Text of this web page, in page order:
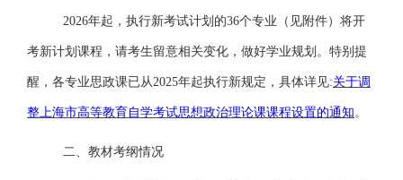
2026年起，执行新考试计划的36个专业（见附件）将开
考新计划课程，请考生留意相关变化，做好学业规划。特别提
醒，各专业思政课已从2025年起执行新规定，具体详见:关于调
整上海市高等教育自学考试思想政治理论课课程设置的通知。
二、教材考纲情况